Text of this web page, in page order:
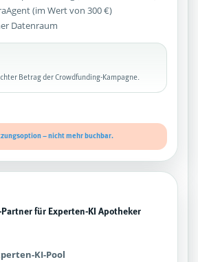
(im Wert von 300 €)
Datenraum
Betrag der Crowdfunding-Kampagne.
– nicht mehr buchbar.
für Experten-KI Apotheker
KI-Pool